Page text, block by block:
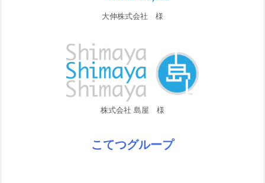
大伸株式会社 様
株式会社 島屋 様
こてつグループ